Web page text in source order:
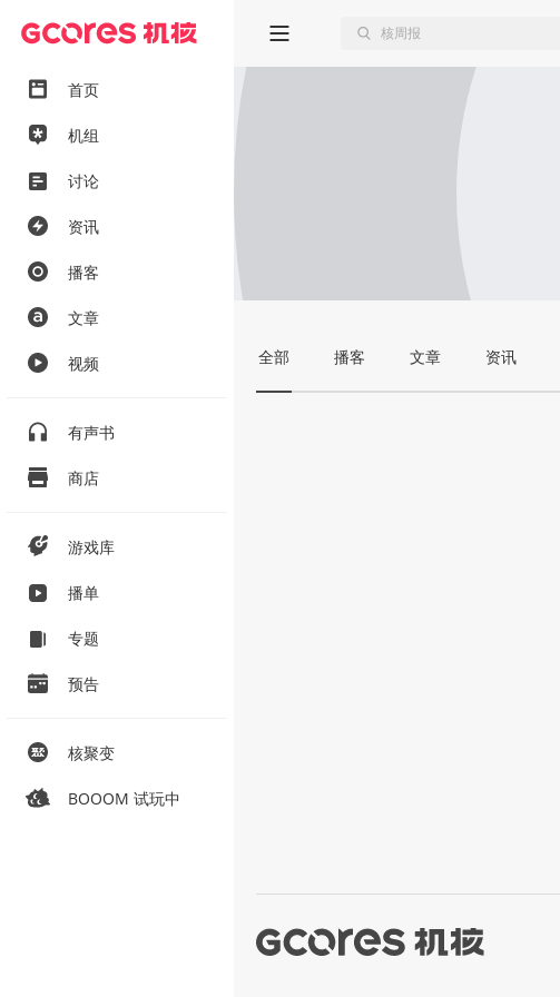
首页
机组
讨论
资讯
播客
文章
视频
有声书
商店
游戏库
播单
专题
预告
核聚变
BOOOM 试玩中
全部 播客 文章 资讯